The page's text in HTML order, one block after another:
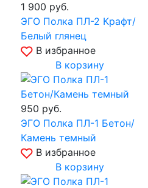
1 900 руб.
ЭГО Полка ПЛ-2 Крафт/
Белый глянец
В избранное
В корзину
950 руб.
ЭГО Полка ПЛ-1 Бетон/
Камень темный
В избранное
В корзину